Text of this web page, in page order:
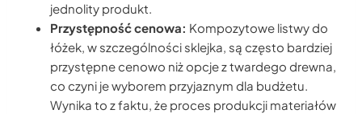
jednolity produkt.
Przystępność cenowa: Kompozytowe listwy do
łóżek, w szczególności sklejka, są często bardziej
przystępne cenowo niż opcje z twardego drewna,
co czyni je wyborem przyjaznym dla budżetu.
Wynika to z faktu, że proces produkcji materiałów